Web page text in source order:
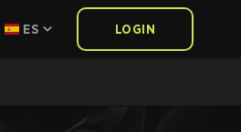
ES LOGIN